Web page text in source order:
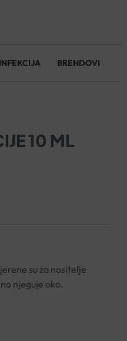
BRENDOVI
10 ML
su za nositelje
njeguje oko.